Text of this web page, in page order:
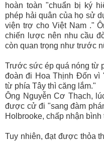
hoàn toàn "chuẩn bị ký
phép hải quân của họ sử
viện trợ cho Việt Nam ."
chiến lược nên nhu cầu
còn quan trọng như trước
Trước sức ép quá nóng từ
đoàn đi Hoa Thịnh Ðốn vì
từ phía Tây thì căng lắm."
Ông Nguyễn Cơ Thạch,
được cử đi "sang đàm
Holbrooke, chấp nhận
Tuy nhiên, đạt được thỏa